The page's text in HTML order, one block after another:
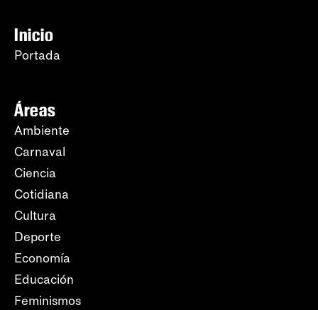
Inicio
Portada
Áreas
Ambiente
Carnaval
Ciencia
Cotidiana
Cultura
Deporte
Economía
Educación
Feminismos